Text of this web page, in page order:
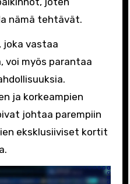
nämä tehtävät.
joka vastaa
myös parantaa
ja korkeampien
johtaa parempiin
eksklusiiviset kortit